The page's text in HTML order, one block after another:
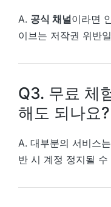
A. 공식 채널이라면
이브는 저작권 위반
Q3. 무료 체
해도 되나요?
A. 대부분의 서비스는
반 시 계정 정지될 수